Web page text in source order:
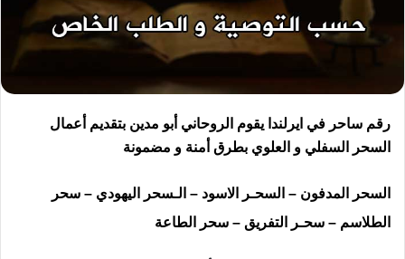
رقم ساحر في ايرلندا يقوم الروحاني أبو مدين بتقديم أعمال
السحر السفلي و العلوي بطرق أمنة و مضمونة
السحر المدفون – السحـر الاسود – الـسحر اليهودي – سحر
الطلاسم – سحـر التفريق – سحر الطاعة